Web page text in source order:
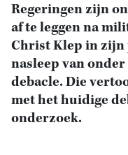
Regeringen zijn
af te leggen na
Christ Klep in
nasleep van
debacle. Die
met het huidige
onderzoek.